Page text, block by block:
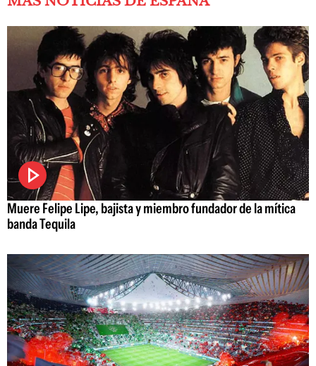
Muere Felipe Lipe, bajista y miembro fundador de la mítica
banda Tequila